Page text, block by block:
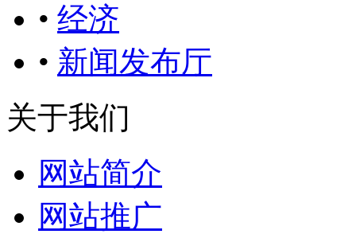
• 经济
• 新闻发布厅
关于我们
网站简介
网站推广